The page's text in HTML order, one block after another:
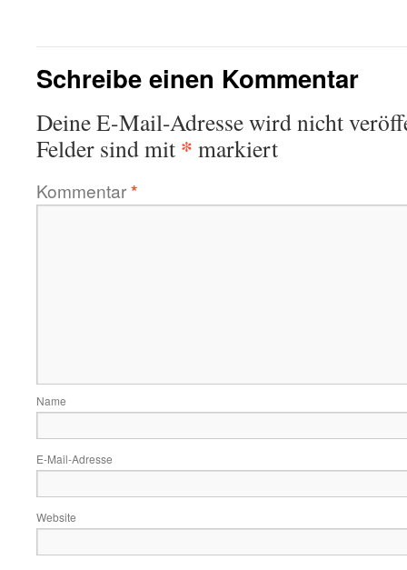
Schreibe einen Kommentar
Deine E-Mail-Adresse wird nicht
Felder sind mit * markiert
Kommentar*
Name
E-Mail-Adresse
Website